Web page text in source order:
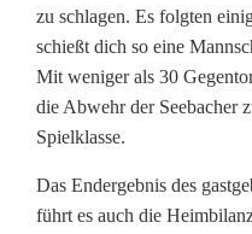
r
B
a
e
zu schlagen. Es folgten
schießt dich so eine
Mit weniger als 30
die Abwehr der Seebacher
Spielklasse.
Das Endergebnis des
führt es auch die